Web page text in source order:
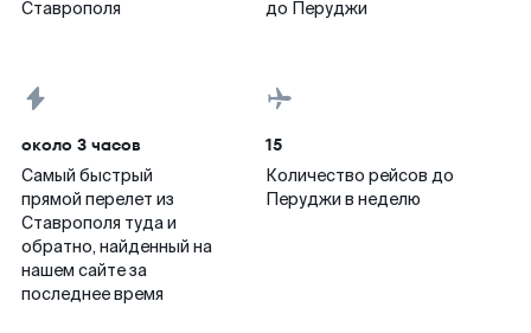
Ставрополя
до Перуджи
около 3 часов
Самый быстрый
прямой перелет из
Ставрополя туда и
обратно, найденный на
нашем сайте за
последнее время
15
Количество рейсов до
Перуджи в неделю